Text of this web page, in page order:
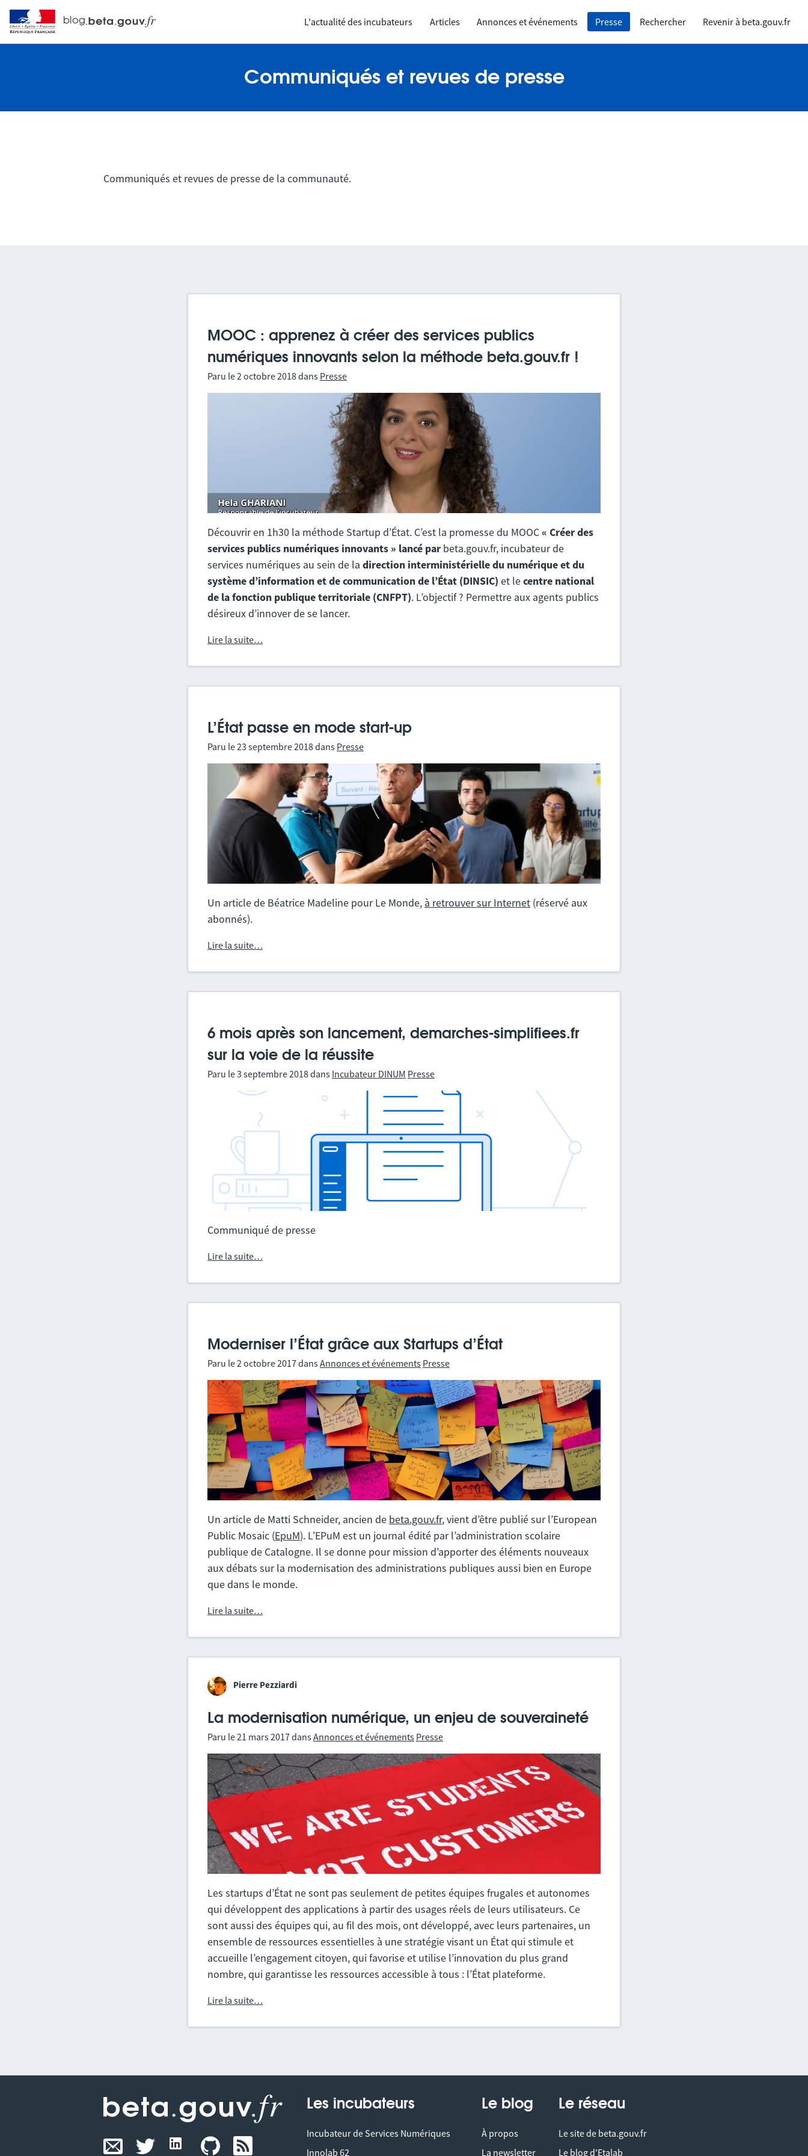
blog L'actualité des incubateurs Articles Annonces et événements Presse Rechercher Revenir à beta.gouv.fr
Communiqués et revues de presse
Communiqués et revues de presse de la communauté.
MOOC : apprenez à créer des services publics
numériques innovants selon la méthode beta.gouv.fr !
Paru le2 octobre 2018dans Presse
Découvrir en 1h30 la méthode Startup d’État. C’est la promesse du MOOC« Créer des
services publics numériques innovants » lancé par beta.gouv.fr, incubateur de
services numériques au sein de la direction interministérielle du numérique et du
système d’information et de communication de l’État (DINSIC) et lecentre national
de la fonction publique territoriale (CNFPT). L’objectif ? Permettre aux agents publics
désireux d’innover de se lancer.
Lire la suite…
L’État passe en mode start-up
Paru le23 septembre 2018dans Presse
Un article de Béatrice Madeline pour Le Monde, à retrouver sur Internet (réservé aux
abonnés).
Lire la suite…
6 mois après son lancement, demarches-simplifiees.fr
sur la voie de la réussite
Paru le3 septembre 2018dans Incubateur DINUM Presse
Communiqué de presse
Lire la suite…
Moderniser l’État grâce aux Startups d’État
Paru le2 octobre 2017dansAnnonces et événements Presse
Un article de Matti Schneider, ancien de beta.gouv.fr, vient d’être publié sur l’European
Public Mosaic (EpuM). L’EPuM est un journal édité par l’administration scolaire
publique de Catalogne. Il se donne pour mission d’apporter des éléments nouveaux
aux débats sur la modernisation des administrations publiques aussi bien en Europe
que dans le monde.
Lire la suite…
Pierre Pezziardi
La modernisation numérique, un enjeu de souveraineté
Paru le21 mars 2017dansAnnonces et événements Presse
Les startups d’État ne sont pas seulement de petites équipes frugales et autonomes
qui développent des applications à partir des usages réels de leurs utilisateurs. Ce
sont aussi des équipes qui, au fil des mois, ont développé, avec leurs partenaires, un
ensemble de ressources essentielles à une stratégie visant un État qui stimule et
accueille l’engagement citoyen, qui favorise et utilise l’innovation du plus grand
nombre, qui garantisse les ressources accessible à tous : l’État plateforme.
Lire la suite…
Les incubateurs
Incubateur de Services Numériques
Innolab 62
Le blog
À propos
La newsletter
Le réseau
Le site de beta.gouv.fr
Le blog d'Etalab